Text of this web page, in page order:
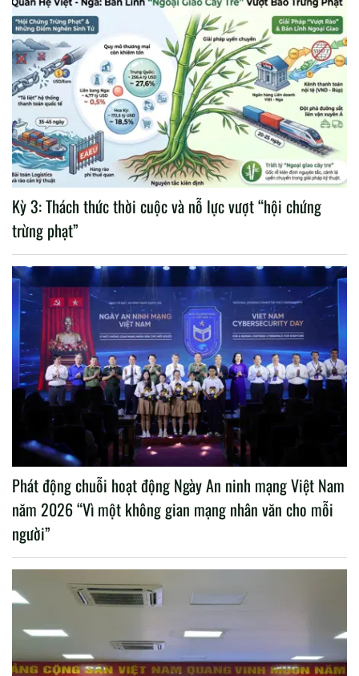
Kỳ 3: Thách thức thời cuộc và nỗ lực vượt “hội chứng
trừng phạt”
Phát động chuỗi hoạt động Ngày An ninh mạng Việt Nam
năm 2026 “Vì một không gian mạng nhân văn cho mỗi
người”